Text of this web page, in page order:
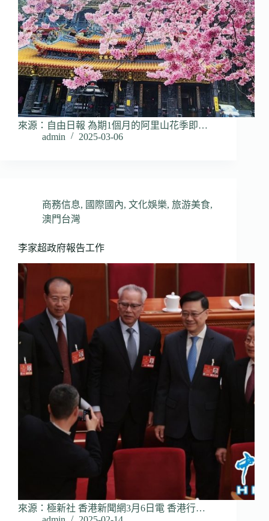
來源：自由日報 為期1個月的阿里山花季即…
admin
2025-03-06
商務信息, 國際國內, 文化娛樂, 旅游美食,
澳門台灣
李家超政府報告工作
來源：極新社 香港新聞網3月6日電 香港行…